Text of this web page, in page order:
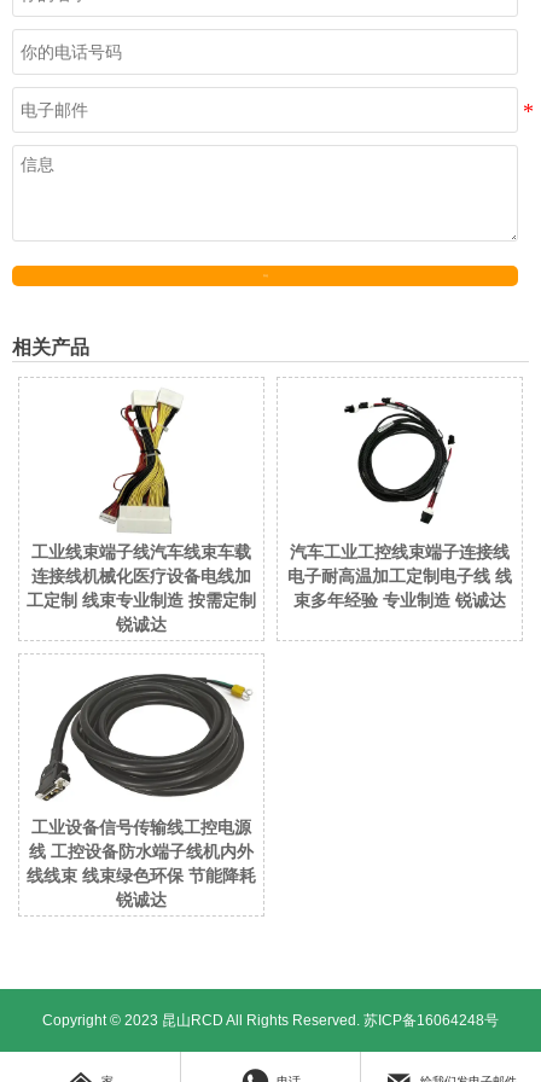
相关产品
工业线束端子线汽车线束车载
连接线机械化医疗设备电线加
工定制 线束专业制造 按需定制
锐诚达
汽车工业工控线束端子连接线
电子耐高温加工定制电子线 线
束多年经验 专业制造 锐诚达
工业设备信号传输线工控电源
线 工控设备防水端子线机内外
线线束 线束绿色环保 节能降耗
锐诚达
Copyright © 2023 昆山RCD All Rights Reserved. 苏ICP备16064248号